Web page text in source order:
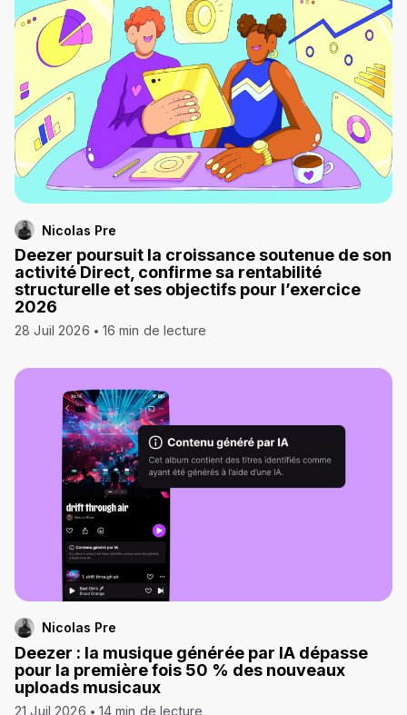
Nicolas Pre
Deezer poursuit la croissance soutenue de son
activité Direct, confirme sa rentabilité
structurelle et ses objectifs pour l’exercice
2026
28 Juil 2026 16 min de lecture
Nicolas Pre
Deezer : la musique générée par IA dépasse
pour la première fois 50 % des nouveaux
uploads musicaux
21 Juil 2026 14 min de lecture